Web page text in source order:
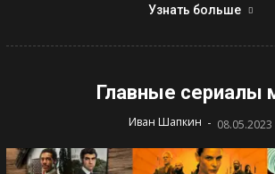
Узнать больше
Главные сериалы
Иван Шапкин - 08.05.2023